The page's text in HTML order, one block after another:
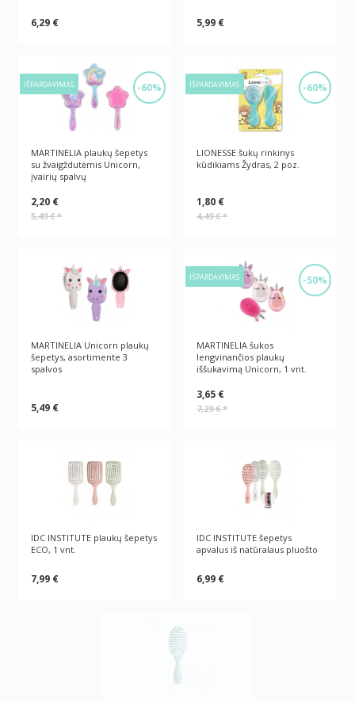
6,29 € 5,99 €
-60%
IŠPARDAVIMAS
MARTINELIA plaukų šepetys
su žvaigždutėmis Unicorn,
įvairių spalvų
2,20 €
5,49 €*
-60%
IŠPARDAVIMAS
LIONESSE šukų rinkinys
kūdikiams Žydras, 2 poz.
1,80 €
4,49 €*
MARTINELIA Unicorn plaukų
šepetys, asortimente 3
spalvos
5,49 €
-50%
IŠPARDAVIMAS
MARTINELIA šukos
lengvinančios plaukų
iššukavimą Unicorn, 1 vnt.
3,65 €
7,29 €*
IDC INSTITUTE plaukų šepetys
ECO, 1 vnt.
7,99 €
IDC INSTITUTE šepetys
apvalus iš natūralaus pluošto
6,99 €